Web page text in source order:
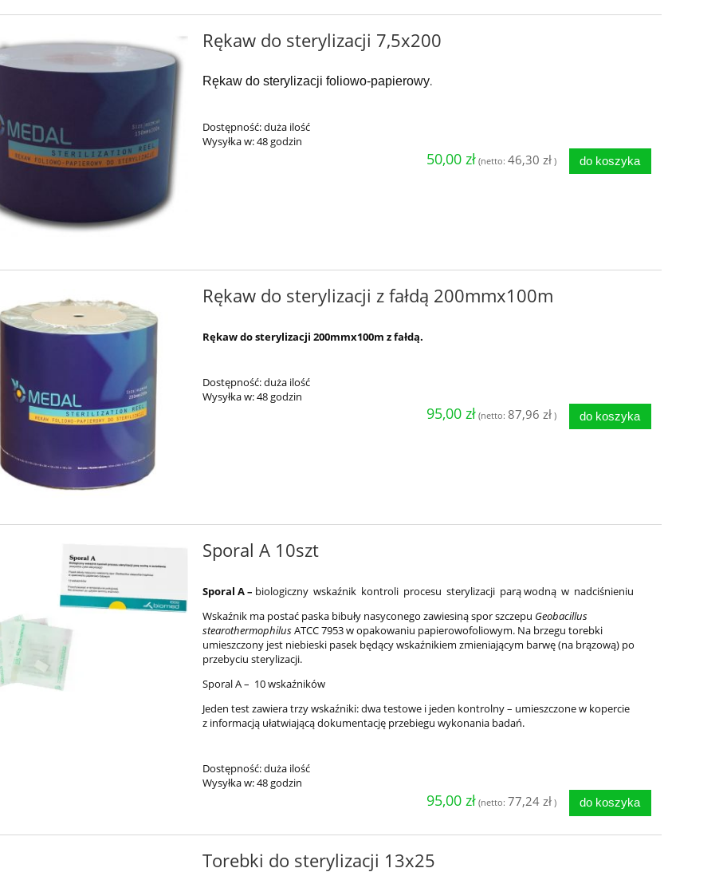
Rękaw do sterylizacji 7,5x200
Rękaw do sterylizacji foliowo-papierowy.
Dostępność:duża ilość
Wysyłka w:48 godzin
50,00 zł (netto: 46,30 zł) do koszyka
Rękaw do sterylizacji z fałdą 200mmx100m
Rękaw do sterylizacji 200mmx100m z fałdą.
Dostępność:duża ilość
Wysyłka w:48 godzin
95,00 zł (netto: 87,96 zł) do koszyka
Sporal A 10szt
Sporal A – biologiczny wskaźnik kontroli procesu sterylizacji parą wodną w nadciśnieniu
Wskaźnik ma postać paska bibuły nasyconego zawiesiną spor szczepu Geobacillus
stearothermophilusATCC 7953 w opakowaniu papierowofoliowym. Na brzegu torebki
umieszczony jest niebieski pasek będący wskaźnikiem zmieniającym barwę (na brązową) po
przebyciu sterylizacji.
Sporal A – 10 wskaźników
Jeden test zawiera trzy wskaźniki: dwa testowe i jeden kontrolny – umieszczone w kopercie
z informacją ułatwiającą dokumentację przebiegu wykonania badań.
Dostępność:duża ilość
Wysyłka w:48 godzin
95,00 zł (netto: 77,24 zł) do koszyka
Torebki do sterylizacji 13x25